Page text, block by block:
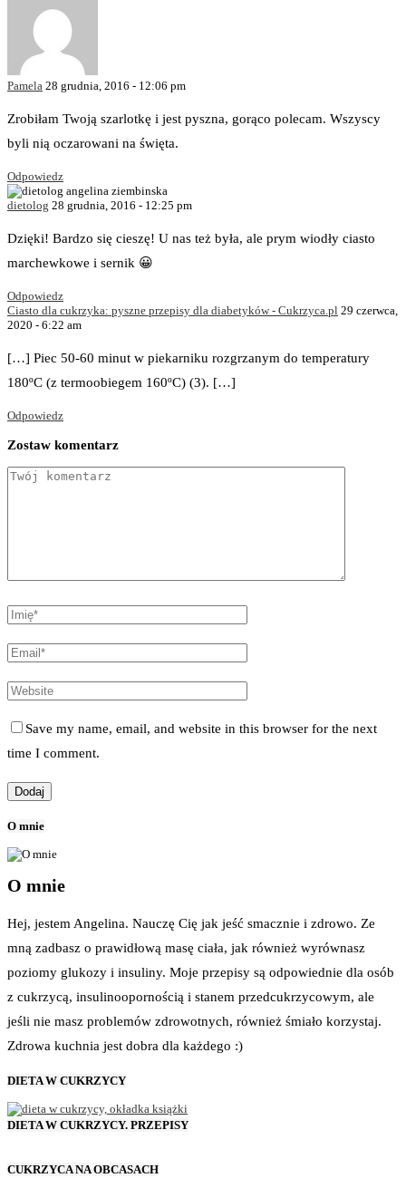
Pamela 28 grudnia, 2016 - 12:06 pm
Zrobiłam Twoją szarlotkę i jest pyszna, gorąco polecam. Wszyscy
byli nią oczarowani na święta.
Odpowiedz
dietolog 28 grudnia, 2016 - 12:25 pm
Dzięki! Bardzo się cieszę! U nas też była, ale prym wiodły ciasto
marchewkowe i sernik 😀
Odpowiedz
Ciasto dla cukrzyka: pyszne przepisy dla diabetyków - Cukrzyca.pl 29 czerwca,
2020 - 6:22 am
[…] Piec 50-60 minut w piekarniku rozgrzanym do temperatury
180ºC (z termoobiegem 160ºC) (3). […]
Odpowiedz
Zostaw komentarz
Save my name, email, and website in this browser for the next
time I comment.
O mnie
O mnie
Hej, jestem Angelina. Nauczę Cię jak jeść smacznie i zdrowo. Ze
mną zadbasz o prawidłową masę ciała, jak również wyrównasz
poziomy glukozy i insuliny. Moje przepisy są odpowiednie dla osób
z cukrzycą, insulinoopornością i stanem przedcukrzycowym, ale
jeśli nie masz problemów zdrowotnych, również śmiało korzystaj.
Zdrowa kuchnia jest dobra dla każdego :)
DIETA W CUKRZYCY
DIETA W CUKRZYCY. PRZEPISY
CUKRZYCA NA OBCASACH